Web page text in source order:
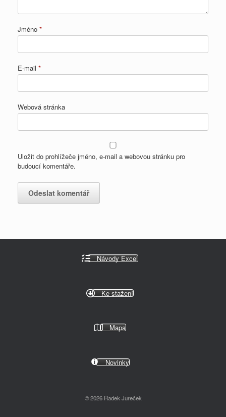
Jméno *
E-mail *
Webová stránka
Uložit do prohlížeče jméno, e-mail a webovou stránku pro
budoucí komentáře.
Návody Excel
Ke stažení
Mapa
Novinky
© 2026 Radek Jureček